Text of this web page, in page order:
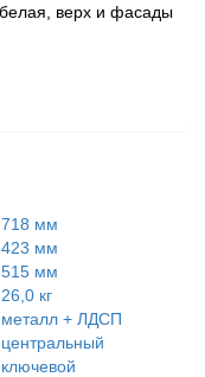
верх и фасады
718 мм
423 мм
515 мм
26,0 кг
металл + ЛДСП
центральный
ключевой